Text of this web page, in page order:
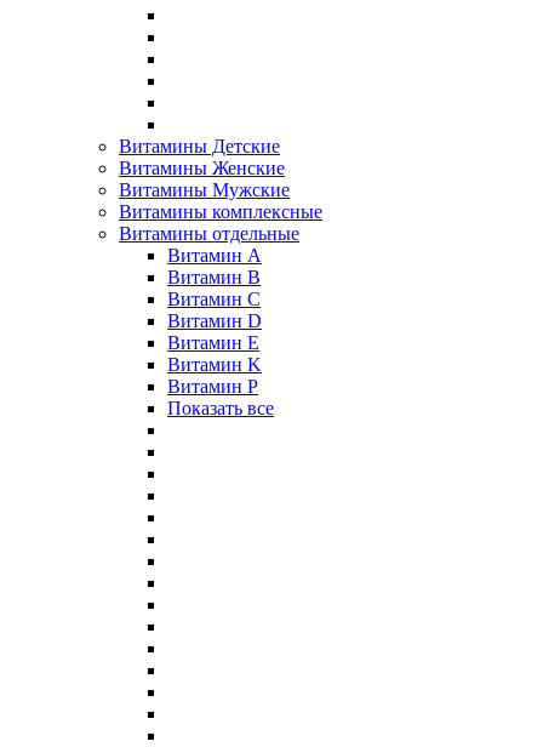
Витамины Детские
Витамины Женские
Витамины Мужские
Витамины комплексные
Витамины отдельные
Витамин A
Витамин B
Витамин C
Витамин D
Витамин E
Витамин K
Витамин P
Показать все